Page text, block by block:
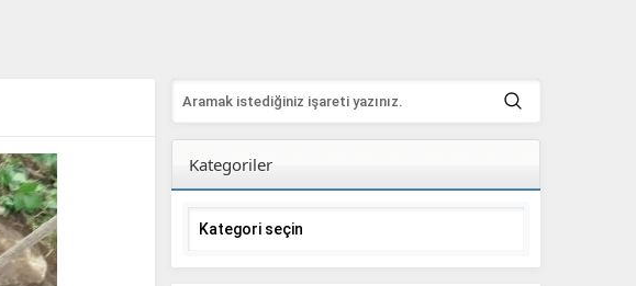
Kategoriler
Kategoriler